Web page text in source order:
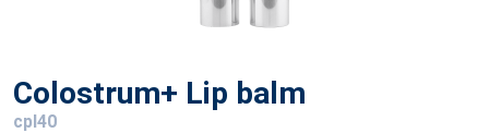
Colostrum+ Lip balm
cpl40